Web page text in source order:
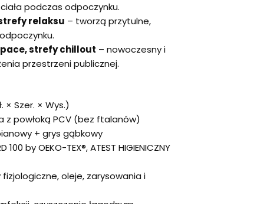
podczas odpoczynku.
relaksu – tworzą przytulne,
strefy chillout – nowoczesny i
przestrzeni publicznej.
× Szer. × Wys.)
z powłoką PCV (bez ftalanów)
+ grys gąbkowy
100 by OEKO-TEX®, ATEST HIGIENICZNY
fizjologiczne, oleje, zarysowania i